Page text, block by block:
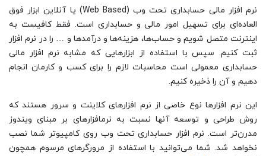
نرم افزار مالی حسابداری تحت وب (Web Based) یا آنلاین ابزار فوق
العاده‌ای برای تسهیل امور مالی و حسابداری است. فقط کافیست به
اینترنت متصل شویم و حساب‌ها، هزینه‌ها و درآمدها و … را در نرم افزار
ثبت کنیم. سپس با استفاده از ابزارهایی که مشابه نرم افزار مالی
حسابداری معمولی است محاسبات لازم را برای کسب و کارمان انجام
دهیم و آن را ذخیره کنیم.
این نرم افزارها نوع خاصی از نرم افزارهای کلاینت و سرور هستند که
روش طراحی و توسعه آنها نسبت به نرم­افزارهای بر مبنای ویندوز
مدرن‌تر است. نرم افزار حسابداری تحت وب روی کامپیوتر شما نصب
نخواهد شد. شما می‌توانید با استفاده از مرورگرهای مرسوم همچون